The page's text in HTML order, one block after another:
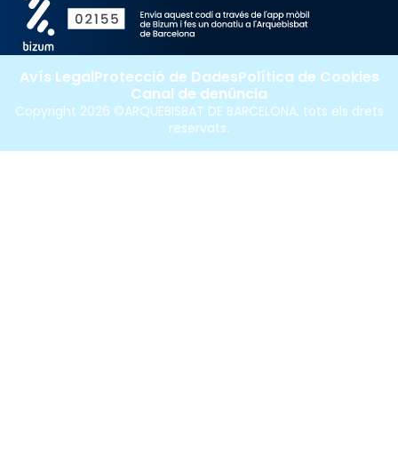
Copyright 2026 ©ARQUEBISBAT DE BARCELONA, tots els drets
reservats.
Avís LegalProtecció de DadesPolítica de Cookies
Canal de denúncia